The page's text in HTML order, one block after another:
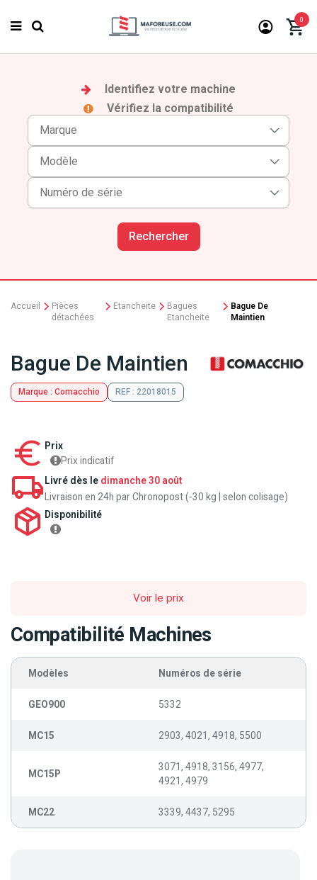
0
Identifiez votre machine
Vérifiez la compatibilité
Rechercher
Accueil
Pièces
détachées
Etancheite
Bagues
Etancheite
Bague De
Maintien
Bague De Maintien
Marque : Comacchio REF : 22018015
Prix
Prix indicatif
Livré dès le dimanche 30 août
Livraison en 24h par Chronopost (-30 kg | selon colisage)
Disponibilité
Voir le prix
Compatibilité Machines
Modèles Numéros de série
GEO900 5332
MC15 2903, 4021, 4918, 5500
MC15P
3071, 4918, 3156, 4977,
4921, 4979
MC22 3339, 4437, 5295